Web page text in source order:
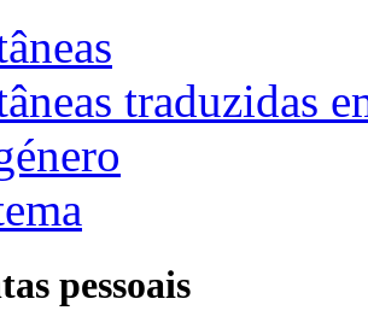
traduzidas
pessoais